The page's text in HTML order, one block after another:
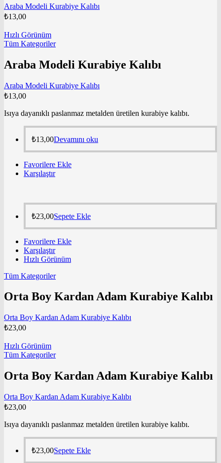
Araba Modeli Kurabiye Kalıbı
₺13,00
Hızlı Görünüm
Tüm Kategoriler
Araba Modeli Kurabiye Kalıbı
Araba Modeli Kurabiye Kalıbı
₺13,00
Isıya dayanıklı paslanmaz metalden üretilen kurabiye kalıbı.
₺13,00Devamını oku
Favorilere Ekle
Karşılaştır
₺23,00Sepete Ekle
Favorilere Ekle
Karşılaştır
Hızlı Görünüm
Tüm Kategoriler
Orta Boy Kardan Adam Kurabiye Kalıbı
Orta Boy Kardan Adam Kurabiye Kalıbı
₺23,00
Hızlı Görünüm
Tüm Kategoriler
Orta Boy Kardan Adam Kurabiye Kalıbı
Orta Boy Kardan Adam Kurabiye Kalıbı
₺23,00
Isıya dayanıklı paslanmaz metalden üretilen kurabiye kalıbı.
₺23,00Sepete Ekle